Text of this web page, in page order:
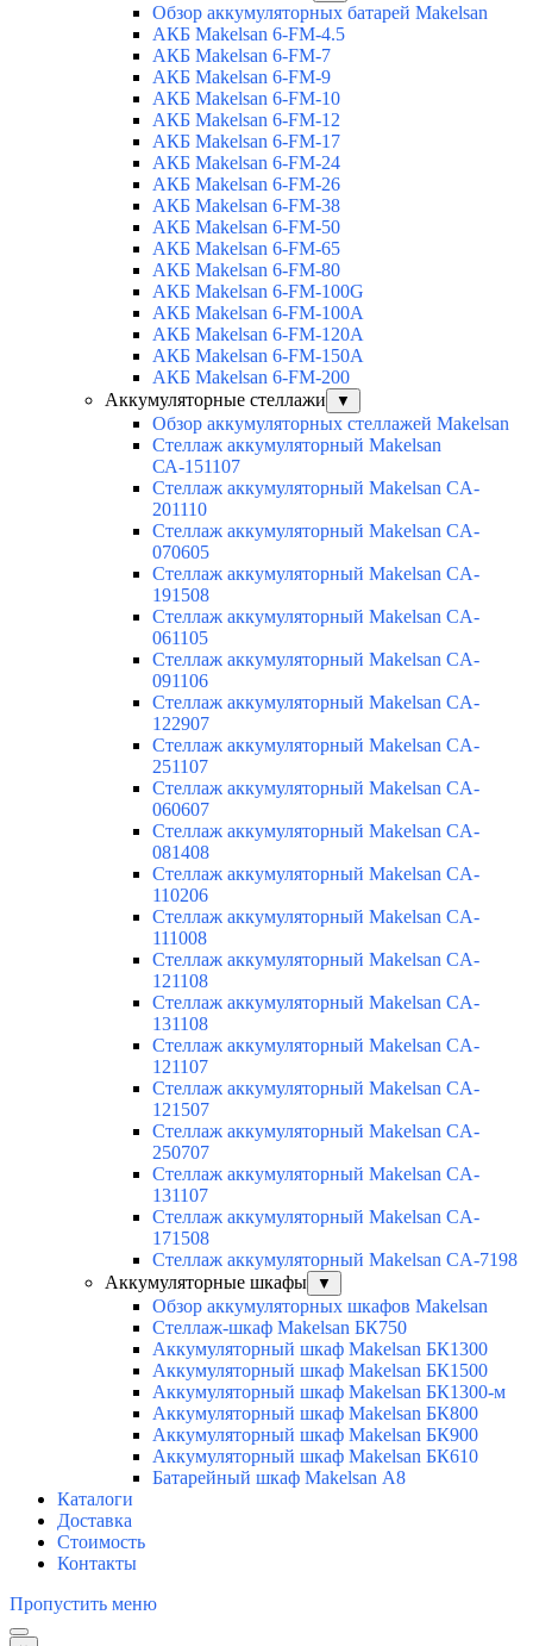
Обзор аккумуляторных батарей Makelsan
АКБ Makelsan 6-FM-4.5
АКБ Makelsan 6-FM-7
АКБ Makelsan 6-FM-9
АКБ Makelsan 6-FM-10
АКБ Makelsan 6-FM-12
АКБ Makelsan 6-FM-17
АКБ Makelsan 6-FM-24
АКБ Makelsan 6-FM-26
АКБ Makelsan 6-FM-38
АКБ Makelsan 6-FM-50
АКБ Makelsan 6-FM-65
АКБ Makelsan 6-FM-80
АКБ Makelsan 6-FM-100G
АКБ Makelsan 6-FM-100A
АКБ Makelsan 6-FM-120A
АКБ Makelsan 6-FM-150A
АКБ Makelsan 6-FM-200
Аккумуляторные стеллажи
▼
Обзор аккумуляторных стеллажей Makelsan
Стеллаж аккумуляторный Makelsan
СА-151107
Стеллаж аккумуляторный Makelsan CA-
201110
Стеллаж аккумуляторный Makelsan CA-
070605
Стеллаж аккумуляторный Makelsan CA-
191508
Стеллаж аккумуляторный Makelsan CA-
061105
Стеллаж аккумуляторный Makelsan CA-
091106
Стеллаж аккумуляторный Makelsan CA-
122907
Стеллаж аккумуляторный Makelsan CA-
251107
Стеллаж аккумуляторный Makelsan CA-
060607
Стеллаж аккумуляторный Makelsan CA-
081408
Стеллаж аккумуляторный Makelsan CA-
110206
Стеллаж аккумуляторный Makelsan CA-
111008
Стеллаж аккумуляторный Makelsan CA-
121108
Стеллаж аккумуляторный Makelsan CA-
131108
Стеллаж аккумуляторный Makelsan CA-
121107
Стеллаж аккумуляторный Makelsan CA-
121507
Стеллаж аккумуляторный Makelsan CA-
250707
Стеллаж аккумуляторный Makelsan CA-
131107
Стеллаж аккумуляторный Makelsan CA-
171508
Стеллаж аккумуляторный Makelsan CA-7198
Аккумуляторные шкафы
▼
Обзор аккумуляторных шкафов Makelsan
Стеллаж-шкаф Makelsan БК750
Аккумуляторный шкаф Makelsan БК1300
Аккумуляторный шкаф Makelsan БК1500
Аккумуляторный шкаф Makelsan БК1300-м
Аккумуляторный шкаф Makelsan БК800
Аккумуляторный шкаф Makelsan БК900
Аккумуляторный шкаф Makelsan БК610
Батарейный шкаф Makelsan А8
Каталоги
Доставка
Стоимость
Контакты
Пропустить меню